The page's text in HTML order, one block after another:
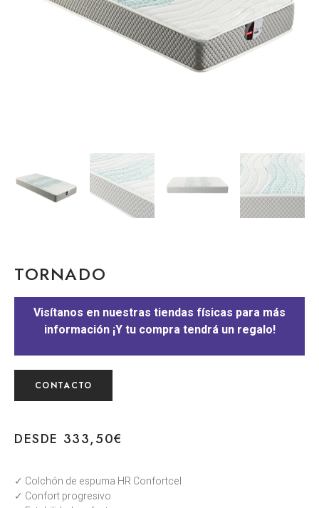
TORNADO
Visítanos en nuestras tiendas físicas para más
información ¡Y tu compra tendrá un regalo!
CONTACTO
DESDE 333,50€
✓ Colchón de espuma HR Confortcel
✓ Confort progresivo